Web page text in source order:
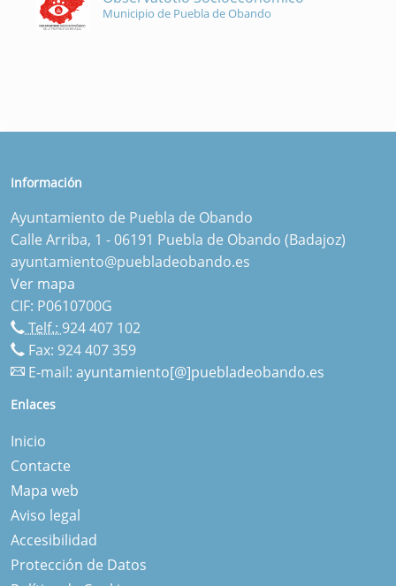
Municipio de Puebla de Obando
Información
Ayuntamiento de Puebla de Obando
Calle Arriba, 1 - 06191 Puebla de Obando (Badajoz)
ayuntamiento@puebladeobando.es
Ver mapa
CIF: P0610700G
Telf.:924 407 102
Fax: 924 407 359
E-mail: ayuntamiento[@]puebladeobando.es
Enlaces
Inicio
Contacte
Mapa web
Aviso legal
Accesibilidad
Protección de Datos